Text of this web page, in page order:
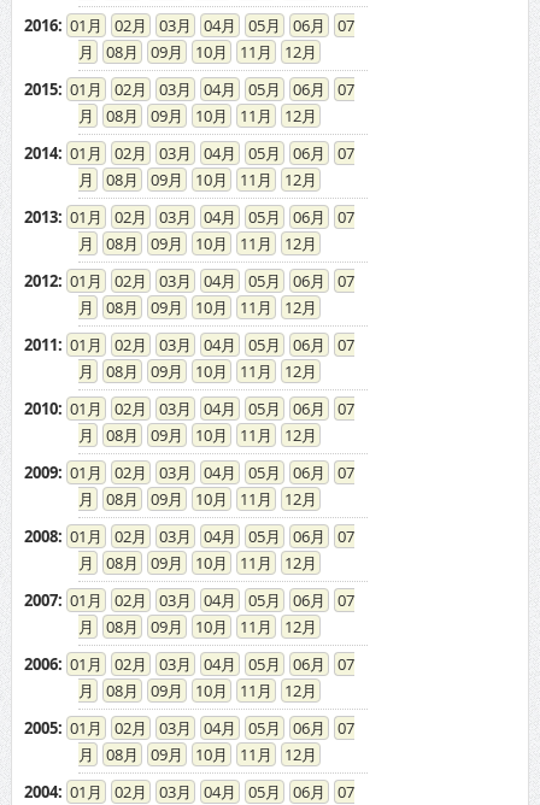
2016: 01 02 03 04 05 06
07
08
09 10 11
12
2015: 01 02 03 04 05 06
07
08
09 10 11
12
2014: 01 02 03 04 05 06
07
08
09 10 11
12
2013: 01 02 03 04 05 06
07
08
09 10 11
12
2012: 01 02 03 04 05 06
07
08
09 10 11
12
2011: 01 02 03 04 05 06
07
08
09 10 11
12
2010: 01 02 03 04 05 06
07
08
09 10 11
12
2009: 01 02 03 04 05 06
07
08
09 10 11
12
2008: 01 02 03 04 05 06
07
08
09 10 11
12
2007: 01 02 03 04 05 06
07
08
09 10 11
12
2006: 01 02 03 04 05 06
07
08
09 10 11
12
2005: 01 02 03 04 05 06
07
08
09 10 11
12
2004: 01 02 03 04 05 06
07